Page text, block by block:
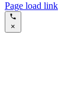
Page load link
×